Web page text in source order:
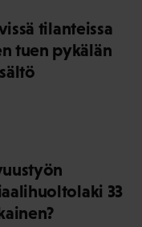
tilanteissa
tuen pykälän
33